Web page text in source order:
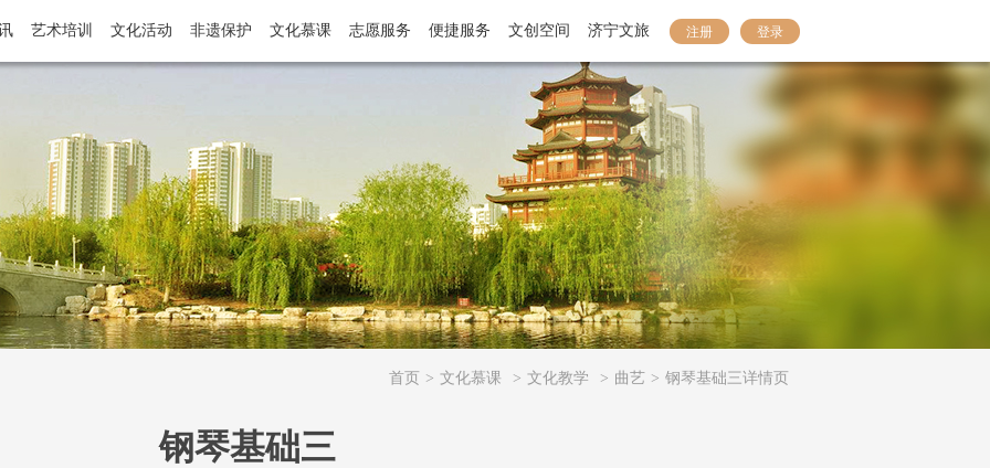
登录
注册
艺术培训 文化活动 非遗保护 文化慕课 志愿服务 便捷服务 文创空间 济宁文旅
首页 > 文化慕课 > 文化教学 > 曲艺 > 钢琴基础三详情页
钢琴基础三